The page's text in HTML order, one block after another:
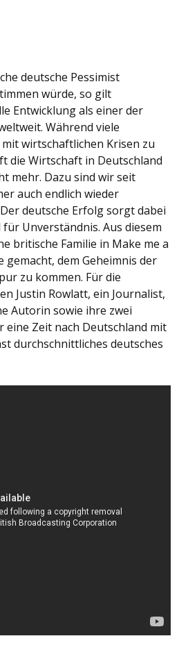
deutsche Pessimist
würde, so gilt
Entwicklung als einer der
Während viele
wirtschaftlichen Krisen zu
die Wirtschaft in Deutschland
mehr. Dazu sind wir seit
auch endlich wieder
deutsche Erfolg sorgt dabei
Unverständnis. Aus diesem
britische Familie in Make me a
gemacht, dem Geheimnis der
zu kommen. Für die
Justin Rowlatt, ein Journalist,
Autorin sowie ihre zwei
Zeit nach Deutschland mit
durchschnittliches deutsches